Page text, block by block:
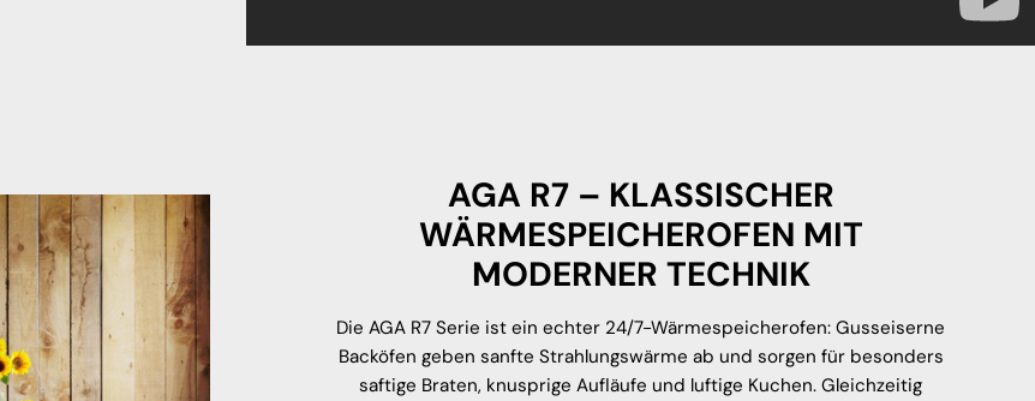
AGA R7 – KLASSISCHER
WÄRMESPEICHEROFEN MIT
MODERNER TECHNIK
Die AGA R7 Serie ist ein echter 24/7-Wärmespeicherofen: Gusseiserne
Backöfen geben sanfte Strahlungswärme ab und sorgen für besonders
saftige Braten, knusprige Aufläufe und luftige Kuchen. Gleichzeitig